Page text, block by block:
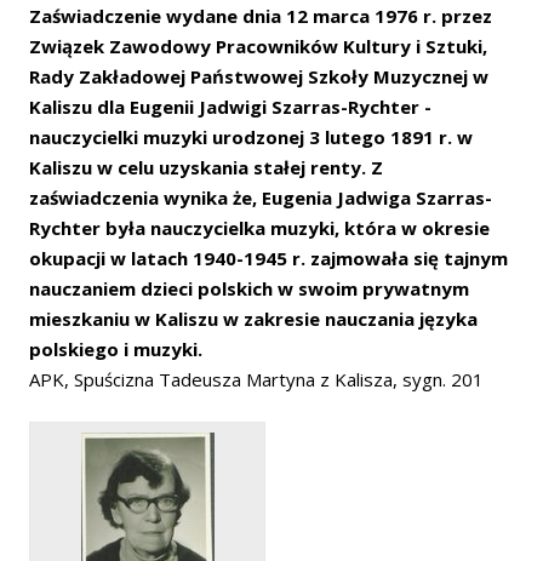
Zaświadczenie wydane dnia 12 marca 1976 r. przez
Związek Zawodowy Pracowników Kultury i Sztuki,
Rady Zakładowej Państwowej Szkoły Muzycznej w
Kaliszu dla Eugenii Jadwigi Szarras-Rychter -
nauczycielki muzyki urodzonej 3 lutego 1891 r. w
Kaliszu w celu uzyskania stałej renty. Z
zaświadczenia wynika że, Eugenia Jadwiga Szarras-
Rychter była nauczycielka muzyki, która w okresie
okupacji w latach 1940-1945 r. zajmowała się tajnym
nauczaniem dzieci polskich w swoim prywatnym
mieszkaniu w Kaliszu w zakresie nauczania języka
polskiego i muzyki.
APK, Spuścizna Tadeusza Martyna z Kalisza, sygn. 201